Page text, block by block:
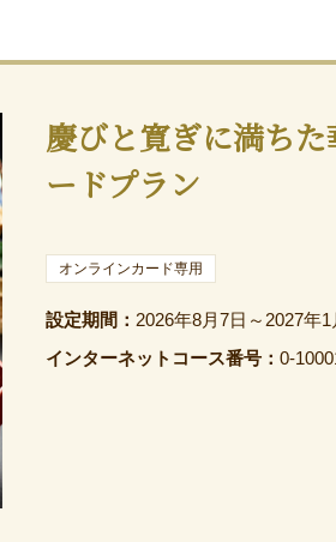
慶びと寛ぎに満ち
ードプラン
オンラインカード専用
設定期間： 2026年8月7日～2027年1
インターネットコース番号：0-